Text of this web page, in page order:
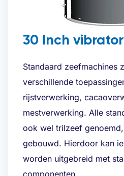
30 Inch
Standaard zeefmachines
verschillende
rijstverwerking,
mestverwerking. Alle
ook wel trilzeef
gebouwd. Hierdoor kan
worden uitgebreid met
(Required)
First
Last
Email address (Required)
Telephone(Required)